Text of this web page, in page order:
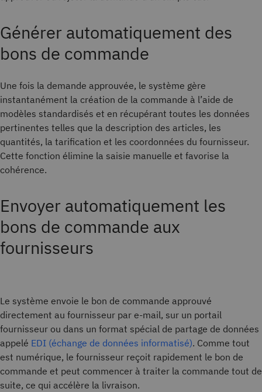
Générer automatiquement des
bons de commande
Une fois la demande approuvée, le système gère
instantanément la création de la commande à l’aide de
modèles standardisés et en récupérant toutes les données
pertinentes telles que la description des articles, les
quantités, la tarification et les coordonnées du fournisseur.
Cette fonction élimine la saisie manuelle et favorise la
cohérence.
Envoyer automatiquement les
bons de commande aux
fournisseurs
Le système envoie le bon de commande approuvé
directement au fournisseur par e-mail, sur un portail
fournisseur ou dans un format spécial de partage de données
appelé EDI (échange de données informatisé). Comme tout
est numérique, le fournisseur reçoit rapidement le bon de
commande et peut commencer à traiter la commande tout de
suite, ce qui accélère la livraison.